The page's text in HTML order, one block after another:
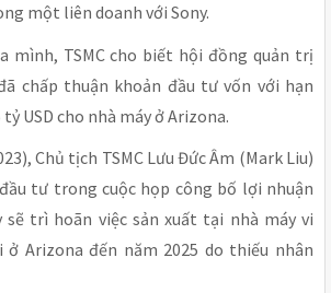
một liên doanh với Sony.
mình, TSMC cho biết hội đồng quản trị
chấp thuận khoản đầu tư vốn với hạn
USD cho nhà máy ở Arizona.
Chủ tịch TSMC Lưu Đức Âm (Mark Liu)
tư trong cuộc họp công bố lợi nhuận
sẽ trì hoãn việc sản xuất tại nhà máy vi
ở Arizona đến năm 2025 do thiếu nhân